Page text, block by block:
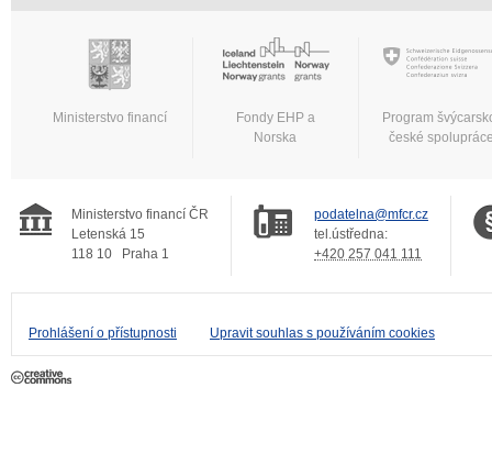
Ministerstvo financí
Fondy EHP a
Norska
Program
české
Ministerstvo financí ČR
Letenská 15
118 10
Praha 1
podatelna@mfcr.cz
tel.ústředna:
+420 257 041 111
Prohlášení o přístupnosti Upravit souhlas s používáním cookies